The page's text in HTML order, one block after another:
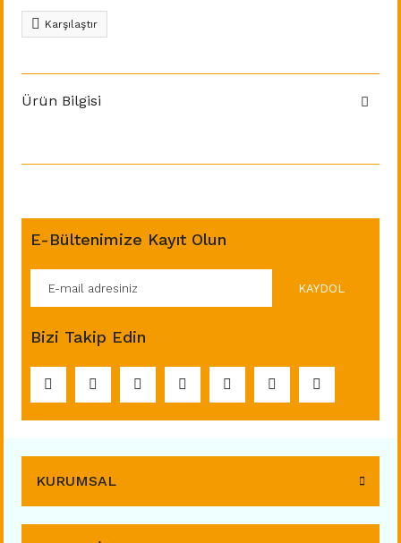
Karşılaştır
Ürün Bilgisi
E-Bültenimize Kayıt Olun
KAYDOL
Bizi Takip Edin
KURUMSAL